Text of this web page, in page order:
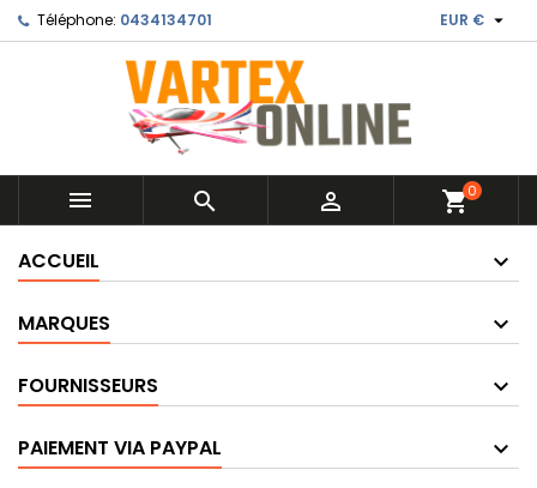
Téléphone: 0434134701 EUR € 
   shopping_cart0
ACCUEIL
MARQUES
FOURNISSEURS
PAIEMENT VIA PAYPAL